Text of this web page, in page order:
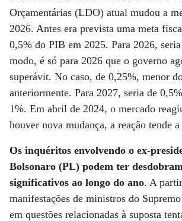
Orçamentárias (LDO) atual mudou a
2026. Antes era prevista uma meta
0,5% do PIB em 2025. Para 2026,
modo, é só para 2026 que o governo
superávit. No caso, de 0,25%, menor
anteriormente. Para 2027, seria de
1%. Em abril de 2024, o mercado
houver nova mudança, a reação tende
Os inquéritos envolvendo o ex-
Bolsonaro (PL) podem ter
significativos ao longo do ano. A
manifestações de ministros do
em questões relacionadas à suposta